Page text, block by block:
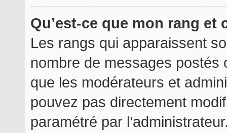
Qu’est-ce que mon rang
Les rangs qui apparaissent
nombre de messages postés
que les modérateurs et
pouvez pas directement
paramétré par